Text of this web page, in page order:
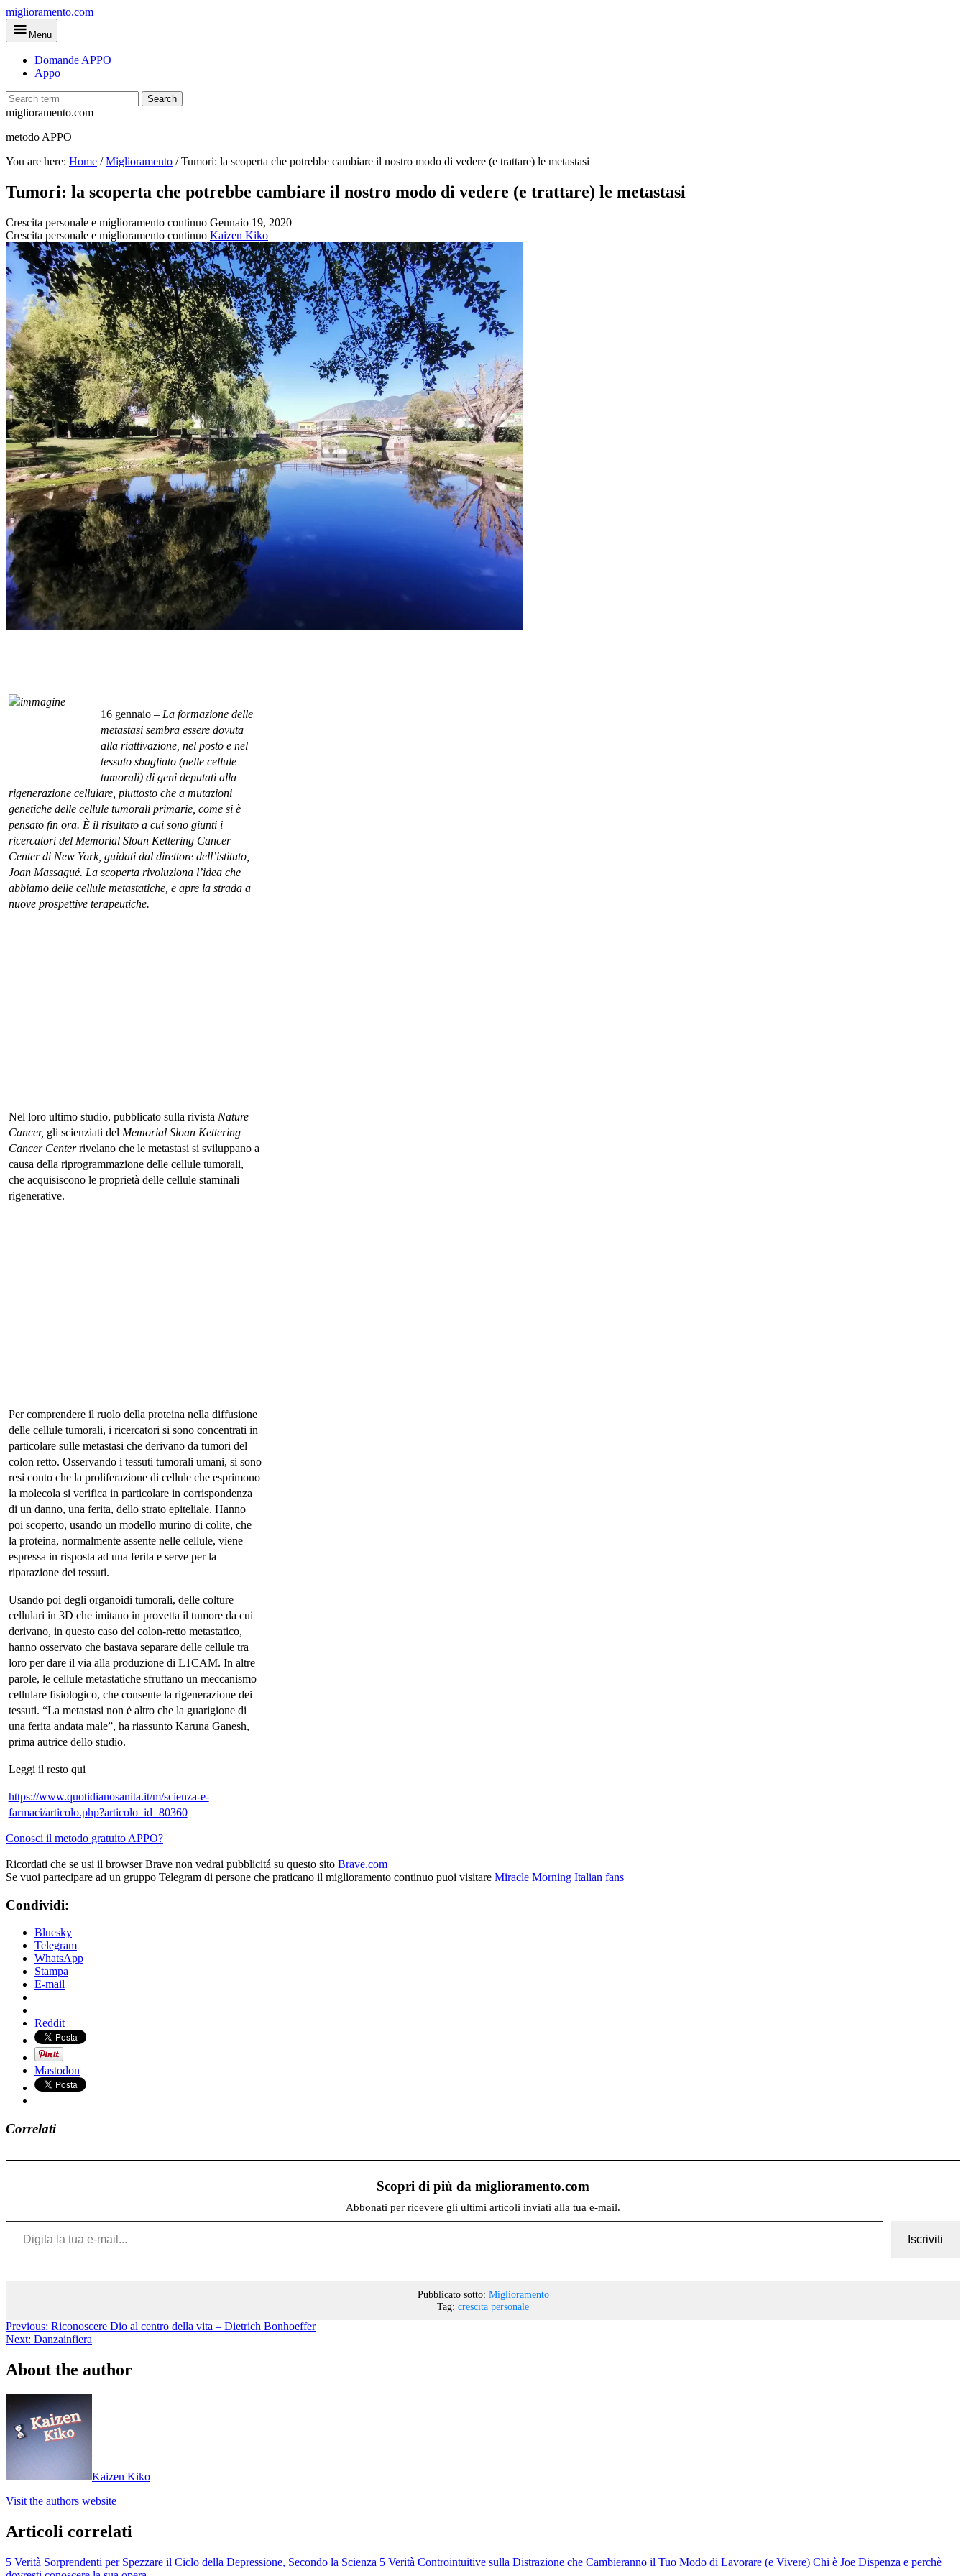
Skip
to
main
miglioramento.com
Menu
Domande APPO
Appo
Search
miglioramento.com
metodo APPO
You are here: Home /Miglioramento /Tumori: la scoperta che potrebbe cambiare il nostro modo di vedere (e trattare) le metastasi
Tumori: la scoperta che potrebbe cambiare il nostro modo di vedere (e trattare) le metastasi
Crescita personale e miglioramento continuo Gennaio 19, 2020
Crescita personale e miglioramento continuo Kaizen Kiko
16 gennaio – La formazione delle
metastasi sembra essere dovuta
alla riattivazione, nel posto e nel
tessuto sbagliato (nelle cellule
tumorali) di geni deputati alla
rigenerazione cellulare, piuttosto che a mutazioni
genetiche delle cellule tumorali primarie, come si è
pensato fin ora. È il risultato a cui sono giunti i
ricercatori del Memorial Sloan Kettering Cancer
Center di New York, guidati dal direttore dell’istituto,
Joan Massagué. La scoperta rivoluziona l’idea che
abbiamo delle cellule metastatiche, e apre la strada a
nuove prospettive terapeutiche.
Nel loro ultimo studio, pubblicato sulla rivista Nature
Cancer, gli scienziati del Memorial Sloan Kettering
Cancer Center rivelano che le metastasi si sviluppano a
causa della riprogrammazione delle cellule tumorali,
che acquisiscono le proprietà delle cellule staminali
rigenerative.
Per comprendere il ruolo della proteina nella diffusione
delle cellule tumorali, i ricercatori si sono concentrati in
particolare sulle metastasi che derivano da tumori del
colon retto. Osservando i tessuti tumorali umani, si sono
resi conto che la proliferazione di cellule che esprimono
la molecola si verifica in particolare in corrispondenza
di un danno, una ferita, dello strato epiteliale. Hanno
poi scoperto, usando un modello murino di colite, che
la proteina, normalmente assente nelle cellule, viene
espressa in risposta ad una ferita e serve per la
riparazione dei tessuti.
Usando poi degli organoidi tumorali, delle colture
cellulari in 3D che imitano in provetta il tumore da cui
derivano, in questo caso del colon-retto metastatico,
hanno osservato che bastava separare delle cellule tra
loro per dare il via alla produzione di L1CAM. In altre
parole, le cellule metastatiche sfruttano un meccanismo
cellulare fisiologico, che consente la rigenerazione dei
tessuti. “La metastasi non è altro che la guarigione di
una ferita andata male”, ha riassunto Karuna Ganesh,
prima autrice dello studio.
Leggi il resto qui
https://www.quotidianosanita.it/m/scienza-e-
farmaci/articolo.php?articolo_id=80360
Conosci il metodo gratuito APPO?
Ricordati che se usi il browser Brave non vedrai pubblicitá su questo sito Brave.com
Se vuoi partecipare ad un gruppo Telegram di persone che praticano il miglioramento continuo puoi visitare Miracle Morning Italian fans
Condividi:
Bluesky
Telegram
WhatsApp
Stampa
E-mail
Reddit
Mastodon
Correlati
Scopri di più da miglioramento.com
Abbonati per ricevere gli ultimi articoli inviati alla tua e-mail.
Digita la tua e-mail...
Iscriviti
Pubblicato sotto: Miglioramento
Tag: crescita personale
Previous: Riconoscere Dio al centro della vita – Dietrich Bonhoeffer
Next: Danzainfiera
About the author
Kaizen Kiko
Visit the authors website
Articoli correlati
5 Verità Sorprendenti per Spezzare il Ciclo della Depressione, Secondo la Scienza 5 Verità Controintuitive sulla Distrazione che Cambieranno il Tuo Modo di Lavorare (e Vivere) Chi è Joe Dispenza e perchè